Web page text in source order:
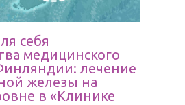
себя
медицинского
лечение
железы на
в «Клинике